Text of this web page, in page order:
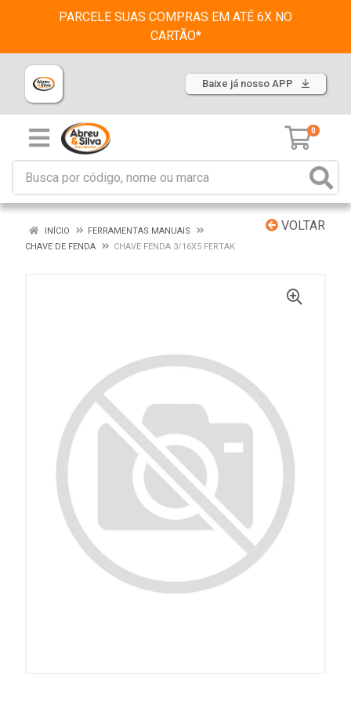
PARCELE SUAS COMPRAS EM ATÉ 6X NO
CARTÃO*
Baixe já nosso APP
0
VOLTAR
INÍCIO
FERRAMENTAS MANUAIS
CHAVE DE FENDA
CHAVE FENDA 3/16X5 FERTAK